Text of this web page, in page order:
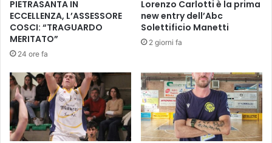
z
i
o
n
a
l
e
d
i
d
i
A
I
"
G
O
V
E
D
I
'
PIETRASANTA IN
ECCELLENZA, L’ASSESSORE
COSCI: “TRAGUARDO
MERITATO”
24 ore fa
Lorenzo Carlotti è la prima
new entry dell’Abc
Solettificio Manetti
2 giorni fa